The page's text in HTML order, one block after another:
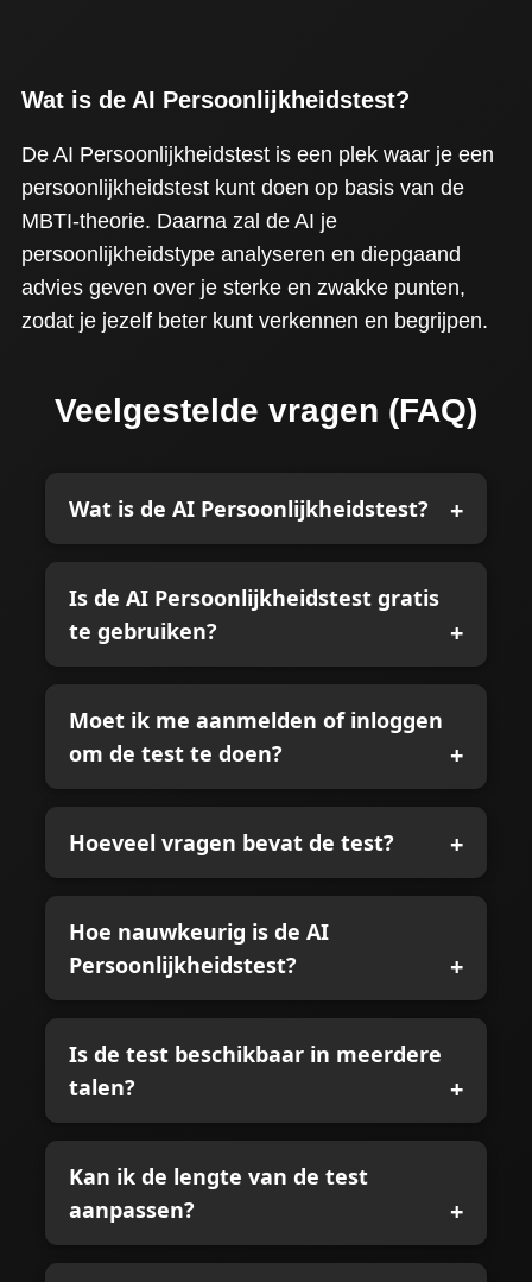
Wat is de AI Persoonlijkheidstest?
De AI Persoonlijkheidstest is een plek waar je een
persoonlijkheidstest kunt doen op basis van de
MBTI-theorie. Daarna zal de AI je
persoonlijkheidstype analyseren en diepgaand
advies geven over je sterke en zwakke punten,
zodat je jezelf beter kunt verkennen en begrijpen.
Veelgestelde vragen (FAQ)
Wat is de AI Persoonlijkheidstest?
Is de AI Persoonlijkheidstest gratis
te gebruiken?
Moet ik me aanmelden of inloggen
om de test te doen?
Hoeveel vragen bevat de test?
Hoe nauwkeurig is de AI
Persoonlijkheidstest?
Is de test beschikbaar in meerdere
talen?
Kan ik de lengte van de test
aanpassen?